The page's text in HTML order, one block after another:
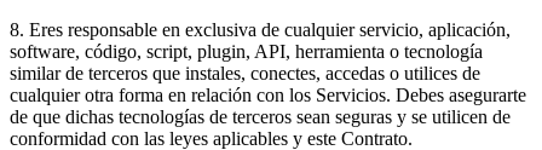
8. Eres responsable en exclusiva de cualquier servicio, aplicación,
software, código, script, plugin, API, herramienta o tecnología
similar de terceros que instales, conectes, accedas o utilices de
cualquier otra forma en relación con los Servicios. Debes asegurarte
de que dichas tecnologías de terceros sean seguras y se utilicen de
conformidad con las leyes aplicables y este Contrato.